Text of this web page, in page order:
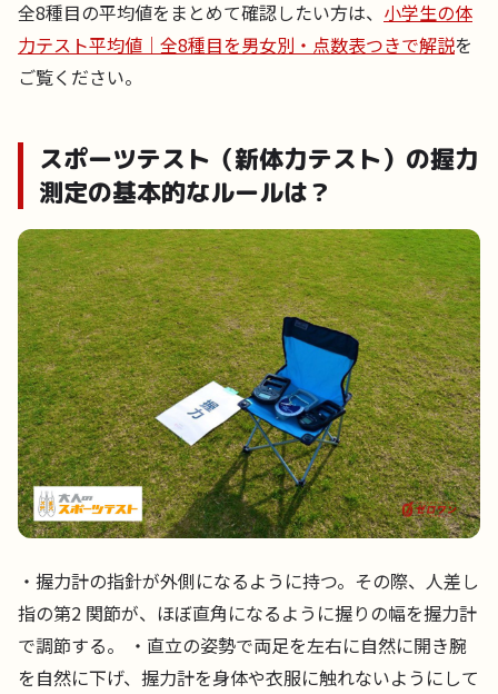
全8種目の平均値をまとめて確認したい方は、 小学生の体
力テスト平均値｜全8種目を男女別・点数表つきで解説を
ご覧ください。
スポーツテスト（新体力テスト）の握力
測定の基本的なルールは？
・握力計の指針が外側になるように持つ。その際、人差し
指の第2 関節が、ほぼ直角になるように握りの幅を握力計
で調節する。 ・直立の姿勢で両足を左右に自然に開き腕
を自然に下げ、握力計を身体や衣服に触れないようにして